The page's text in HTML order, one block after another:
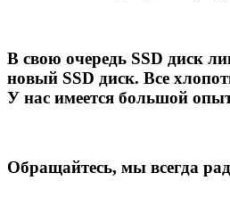
В свою очередь SSD диск
новый SSD диск. Все
У нас имеется большой
Обращайтесь, мы всегда